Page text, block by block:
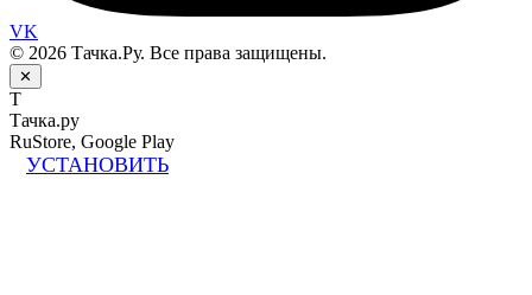
VK
© 2026 Тачка.Ру. Все права защищены.
✕
Т
Тачка.ру
RuStore, Google Play
УСТАНОВИТЬ